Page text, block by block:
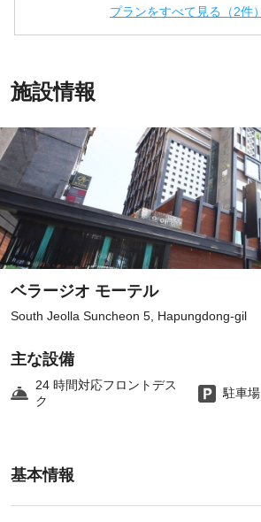
プランをすべて見る（2件）
施設情報
ベラージオ モーテル
South Jeolla Suncheon 5, Hapungdong-gil
主な設備
24 時間対応フロントデス
ク
駐車場
基本情報
メ